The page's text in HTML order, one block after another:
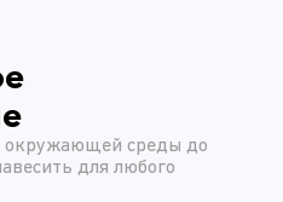
окружающей среды до
для любого